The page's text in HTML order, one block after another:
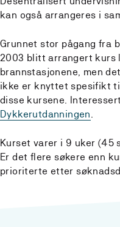
kan også arrangeres i
Grunnet stor pågang fra
2003 blitt arrangert kurs
brannstasjonene, men
ikke er knyttet spesifikt
disse kursene.
Dykkerutdanningen.
Kurset varer i 9 uker (45
Er det flere søkere enn
prioriterte etter